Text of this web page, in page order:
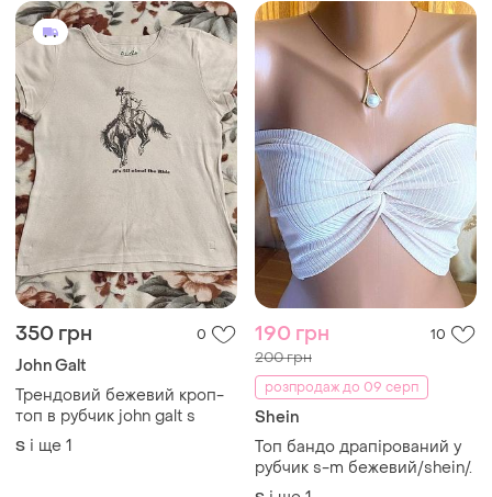
160 грн 3
AMISU
Короткий топ в рубчик
бежевого кольору
S і ще 1
189 грн 5
Бежевий нюдовий
трикотажний топ у рубчик
майка блузка р. 38 s, м
бежевый трикотажный топ
S і ще